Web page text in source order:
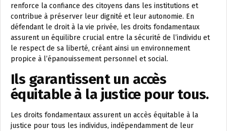
renforce la confiance des citoyens dans les institutions et
contribue à préserver leur dignité et leur autonomie. En
défendant le droit à la vie privée, les droits fondamentaux
assurent un équilibre crucial entre la sécurité de l’individu et
le respect de sa liberté, créant ainsi un environnement
propice à l’épanouissement personnel et social.
Ils garantissent un accès
équitable à la justice pour tous.
Les droits fondamentaux assurent un accès équitable à la
justice pour tous les individus, indépendamment de leur